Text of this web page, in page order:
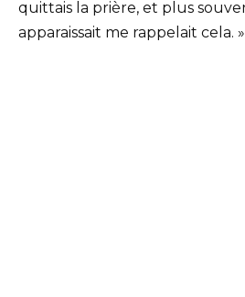
quittais la prière, et plus
apparaissait me rappelait cela. »